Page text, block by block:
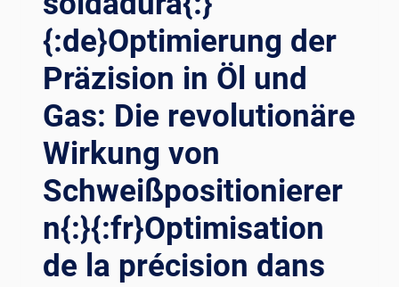
{:de}Optimierung der
Präzision in Öl und
Gas: Die revolutionäre
Wirkung von
Schweißpositionierer
n{:}{:fr}Optimisation
de la précision dans